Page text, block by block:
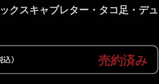
クスキャブレター・タコ足・デュ
売約済み